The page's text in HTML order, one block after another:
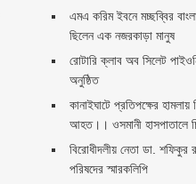
এমএ করিম ইবনে মচ্ছব্বির
ছিলেন এক নজরকাড়া মানুষ ‎
রোটারি ক্লাব অব সিলেট
অনুষ্ঠিত
কানাইঘাটে প্রতিপক্ষের
আহত।। ওসমানী হাসপাতালে
বিরোধীদলীয় নেতা ডা. শফিকুর
পরিষদের স্মারকলিপি ‎